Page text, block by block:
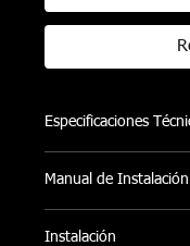
Especificaciones
pared conectada por
termoplástico
prueba de agua.
Manual de Instalación
Instalación